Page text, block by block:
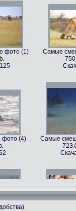
фото (1)
Самые
(4)
Самые